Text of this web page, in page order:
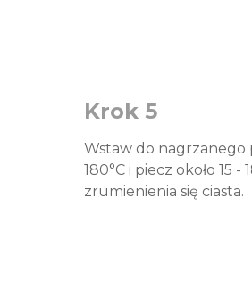
Krok 5
Wstaw do nagrzanego
180°C i piecz około 15
zrumienienia się ciasta.